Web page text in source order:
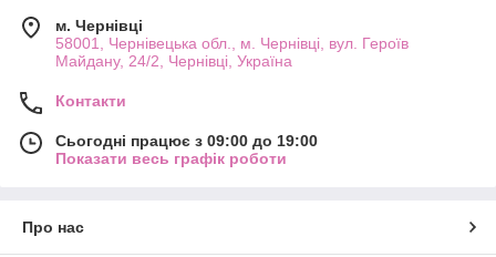
м. Чернівці
58001, Чернівецька обл., м. Чернівці, вул. Героїв
Майдану, 24/2, Чернівці, Україна
Контакти
Сьогодні працює з 09:00 до 19:00
Показати весь графік роботи
Про нас